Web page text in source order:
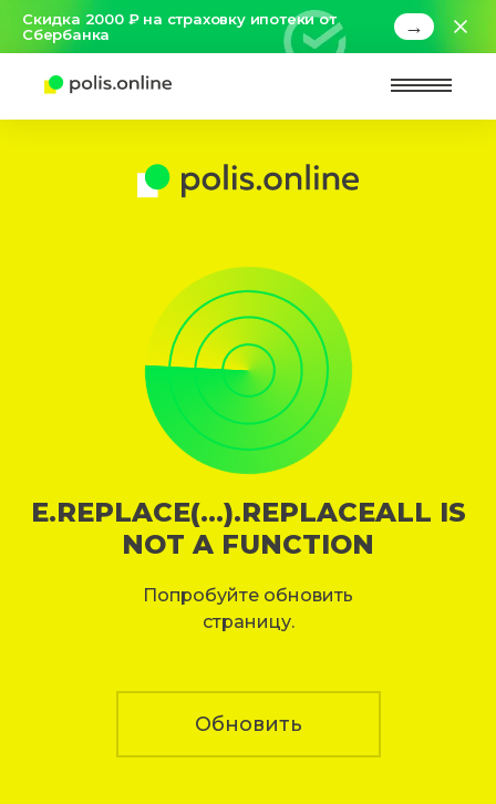
Скидка 2000 ₽ на страховку ипотеки от
Сбербанка
→
E.REPLACE(...).REPLACEALL IS
NOT A FUNCTION
Попробуйте обновить
страницу.
Обновить